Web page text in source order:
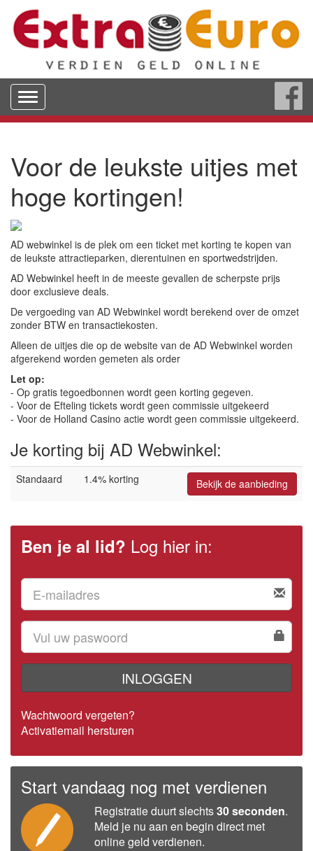
Toggle
navigation
Voor de leukste uitjes met
hoge kortingen!
AD webwinkel is de plek om een ticket met korting te kopen van
de leukste attractieparken, dierentuinen en sportwedstrijden.
AD Webwinkel heeft in de meeste gevallen de scherpste prijs
door exclusieve deals.
De vergoeding van AD Webwinkel wordt berekend over de omzet
zonder BTW en transactiekosten.
Alleen de uitjes die op de website van de AD Webwinkel worden
afgerekend worden gemeten als order
Let op:
- Op gratis tegoedbonnen wordt geen korting gegeven.
- Voor de Efteling tickets wordt geen commissie uitgekeerd
- Voor de Holland Casino actie wordt geen commissie uitgekeerd.
Je korting bij AD Webwinkel:
Standaard 1.4% korting Bekijk de aanbieding
Ben je al lid? Log hier in:
INLOGGEN
Wachtwoord vergeten?
Activatiemail hersturen
Start vandaag nog met verdienen
Registratie duurt slechts30 seconden.
Meld je nu aan en begin direct met
online geld verdienen.